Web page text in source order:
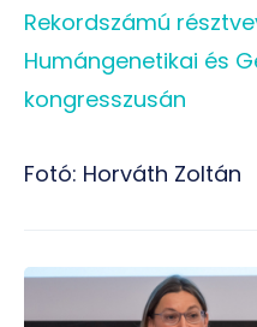
Rekordszámú
Humángenetikai és
kongresszusán
Fotó: Horváth Zoltán